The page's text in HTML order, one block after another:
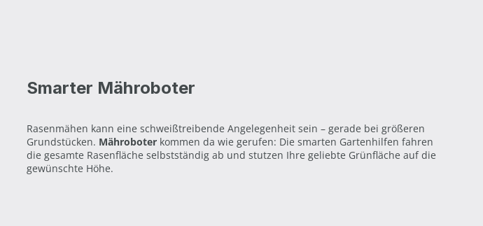
Smarter Mähroboter
Rasenmähen kann eine schweißtreibende Angelegenheit sein – gerade bei größeren
Grundstücken. Mähroboter kommen da wie gerufen: Die smarten Gartenhilfen fahren
die gesamte Rasenfläche selbstständig ab und stutzen Ihre geliebte Grünfläche auf die
gewünschte Höhe.